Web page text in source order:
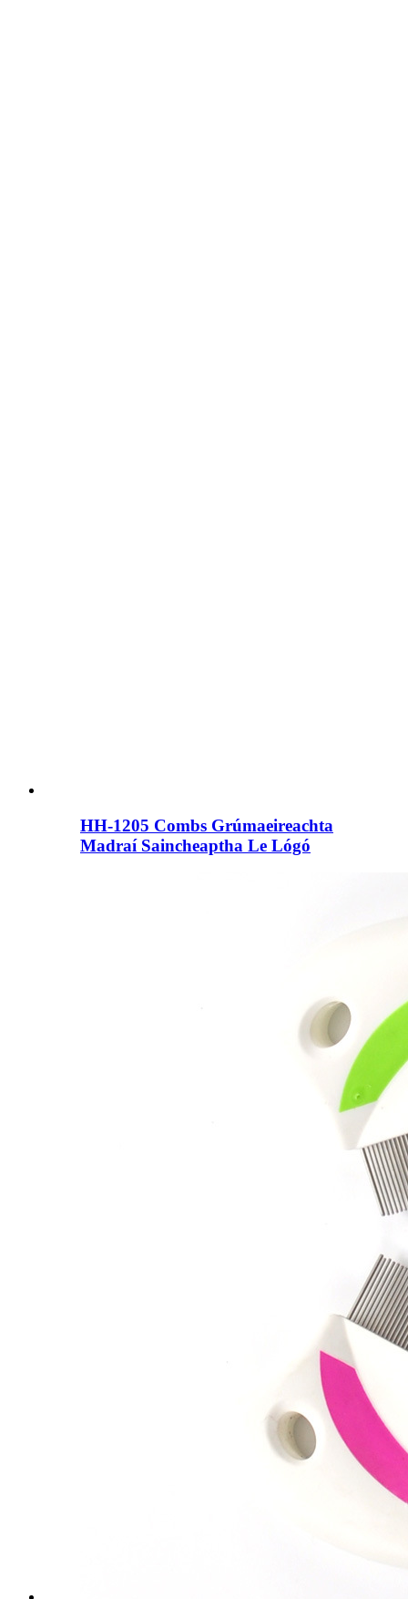
HH-1205 Combs Grúmaeireachta
Madraí Saincheaptha Le Lógó